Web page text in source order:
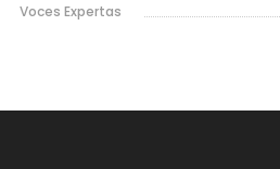
Voces Expertas